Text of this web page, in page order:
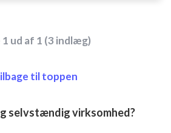
1 ud af 1 (3 indlæg)
til toppen
selvstændig virksomhed?